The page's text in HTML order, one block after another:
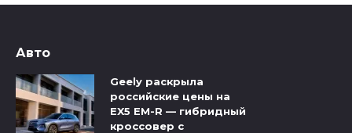
Авто
Geely раскрыла
российские цены на
EX5 EM-R — гибридный
кроссовер с